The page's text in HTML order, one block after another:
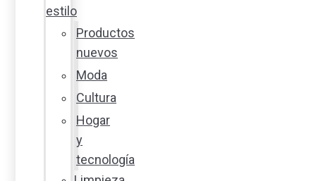
estilo
Productos
nuevos
Moda
Cultura
Hogar
y
tecnología